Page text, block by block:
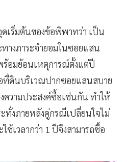
ดเริ่มต้นของข้อพิพาทว่า เป็น
างภาระจำยอมในซอยแสน
ร้อมย้อนเหตุการณ์ตั้งแต่ปี
ที่ดินบริเวณปากซอยแสนสบาย
วามประสงค์ซื้อเช่นกัน ทำให้
ทั่งภายหลังคู่กรณีเปลี่ยนใจไม่
ช้เวลากว่า 1 ปีจึงสามารถซื้อ